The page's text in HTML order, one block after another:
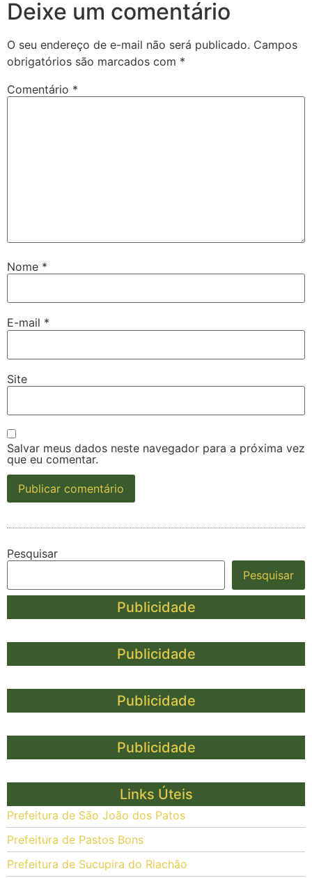
Deixe um comentário
O seu endereço de e-mail não será publicado. Campos
obrigatórios são marcados com *
Comentário *
Nome *
E-mail *
Site
Salvar meus dados neste navegador para a próxima vez
que eu comentar.
Pesquisar
Pesquisar
Publicidade
Publicidade
Publicidade
Publicidade
Links Úteis
Prefeitura de São João dos Patos
Prefeitura de Pastos Bons
Prefeitura de Sucupira do Riachão